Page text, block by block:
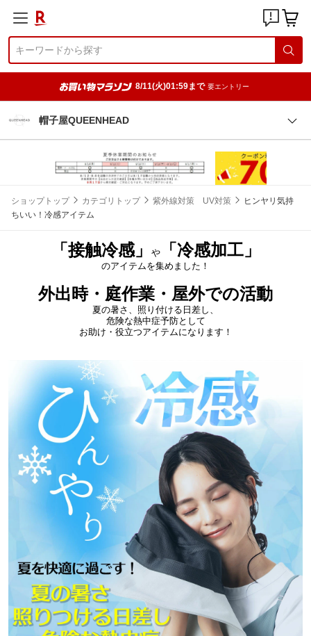
8/11(火)01:59まで 要エントリー
帽子屋QUEENHEAD
ショップトップ カテゴリトップ 紫外線対策 UV対策
ヒンヤリ気持
ちいい！冷感アイテム
「接触冷感」 や「冷感加工」
のアイテムを集めました！
外出時・庭作業・屋外での活動
夏の暑さ、照り付ける日差し、
危険な熱中症予防として
お助け・役立つアイテムになります！